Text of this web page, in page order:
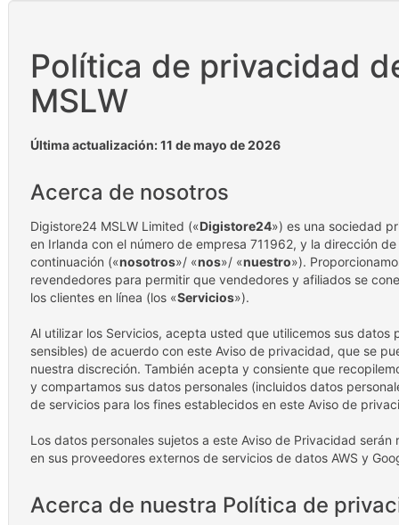
Política de privacidad
MSLW
Última actualización: 11 de mayo de 2026
Acerca de nosotros
Digistore24 MSLW Limited («Digistore24») es una sociedad
en Irlanda con el número de empresa 711962, y la dirección
continuación («nosotros»/ «nos»/ «nuestro»).
revendedores para permitir que vendedores y afiliados se
los clientes en línea (los «Servicios»).
Al utilizar los Servicios, acepta usted que utilicemos sus datos
sensibles) de acuerdo con este Aviso de privacidad, que se
nuestra discreción. También acepta y consiente que
y compartamos sus datos personales (incluidos datos
de servicios para los fines establecidos en este Aviso de
Los datos personales sujetos a este Aviso de Privacidad
en sus proveedores externos de servicios de datos AWS y
Acerca de nuestra Política de